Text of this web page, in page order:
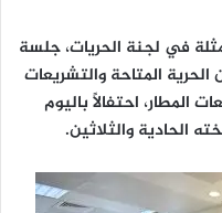
في لجنة الحريات، جلسة
المتاحة والتشريعات
المطار، احتفالًا باليوم